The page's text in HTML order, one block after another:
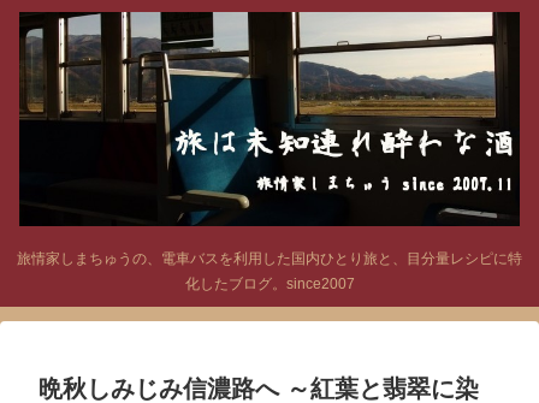
旅情家しまちゅうの、電車バスを利用した国内ひとり旅と、目分量レシピに特
化したブログ。since2007
晩秋しみじみ信濃路へ ～紅葉と翡翠に染